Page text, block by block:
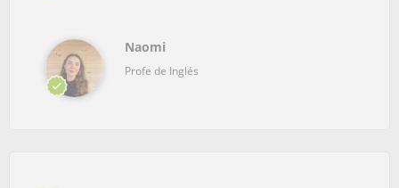
Naomi
Profe de Inglés